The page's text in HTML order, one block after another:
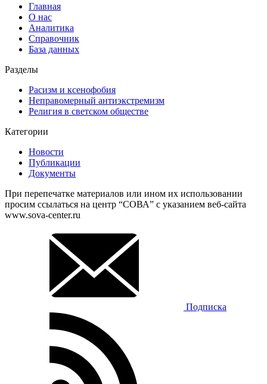
Главная
О нас
Аналитика
Справочник
База данных
Разделы
Расизм и ксенофобия
Неправомерный антиэкстремизм
Религия в светском обществе
Категории
Новости
Публикации
Документы
При перепечатке материалов или ином их использовании
просим ссылаться на центр “СОВА” с указанием веб-сайта
www.sova-center.ru
Подписка